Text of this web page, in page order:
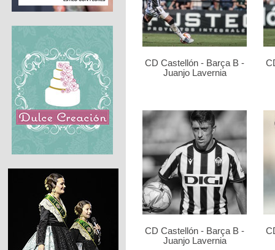
CD Castellón - Barça B -
Juanjo Lavernia
CD Castellón - Barça B -
Juanjo Lavernia